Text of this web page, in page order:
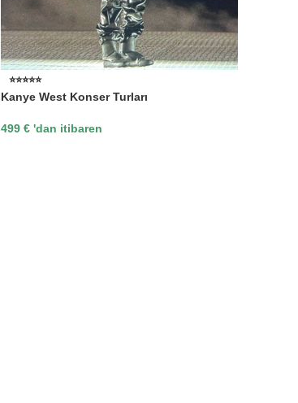
⭐⭐⭐⭐⭐
Kanye West Konser Turları
499 € 'dan itibaren